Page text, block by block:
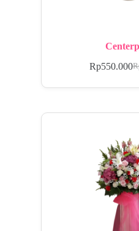
Rp550.000